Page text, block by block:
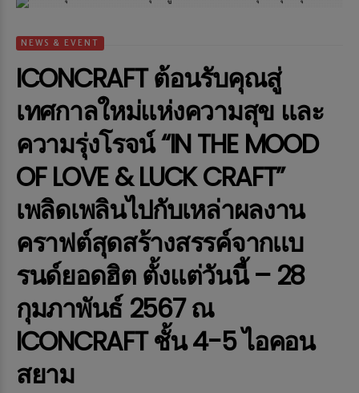
NEWS & EVENT
ICONCRAFT ต้อนรับคุณสู่
เทศกาลใหม่แห่งความสุข และ
ความรุ่งโรจน์ “IN THE MOOD
OF LOVE & LUCK CRAFT”
เพลิดเพลินไปกับเหล่าผลงาน
คราฟต์สุดสร้างสรรค์จากเเบ
รนด์ยอดฮิต ตั้งแต่วันนี้ – 28
กุมภาพันธ์ 2567 ณ
ICONCRAFT ชั้น 4-5 ไอคอน
สยาม